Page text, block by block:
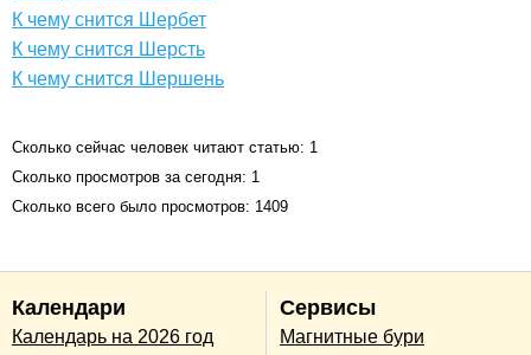
К чему снится Шербет
К чему снится Шерсть
К чему снится Шершень
Сколько сейчас человек читают статью: 1
Сколько просмотров за сегодня: 1
Сколько всего было просмотров: 1409
Календари
Календарь на 2026 год
Сервисы
Магнитные бури